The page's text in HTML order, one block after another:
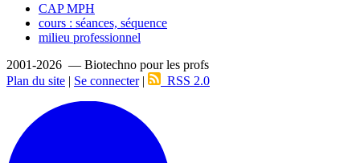
CAP MPH
cours : séances, séquence
milieu professionnel
2001-2026 — Biotechno pour les profs
Plan du site | Se connecter| RSS 2.0